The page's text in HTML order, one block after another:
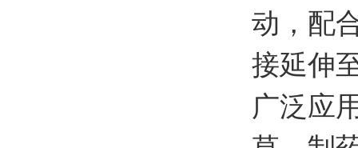
动，配
接延伸
广泛应